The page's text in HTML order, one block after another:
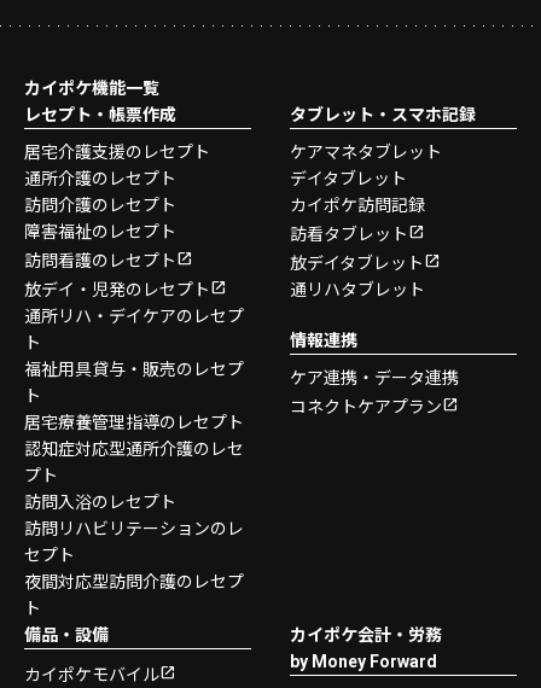
カイポケ機能一覧
レセプト・帳票作成
居宅介護支援のレセプト
通所介護のレセプト
訪問介護のレセプト
障害福祉のレセプト
訪問看護のレセプト
放デイ・児発のレセプト
通所リハ・デイケアのレセプ
ト
福祉用具貸与・販売のレセプ
ト
居宅療養管理指導のレセプト
認知症対応型通所介護のレセ
プト
訪問入浴のレセプト
訪問リハビリテーションのレ
セプト
夜間対応型訪問介護のレセプ
ト
タブレット・スマホ記録
ケアマネタブレット
デイタブレット
カイポケ訪問記録
訪看タブレット
放デイタブレット
通リハタブレット
情報連携
ケア連携・データ連携
コネクトケアプラン
備品・設備
カイポケモバイル
カイポケ会計・労務
by Money Forward